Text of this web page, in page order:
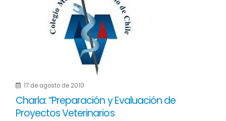
17 de agosto de 2010
Charla: “Preparación y Evaluación de
Proyectos Veterinarios